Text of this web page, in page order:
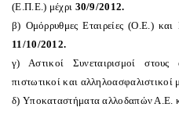
(Ε.Π.Ε.) μέχρι 30/9/2012.
β) Ομόρρυθμες Εταιρείες (Ο.Ε.) και
11/10/2012.
γ) Αστικοί Συνεταιρισμοί στους
πιστωτικοί και αλληλοασφαλιστικοί
δ) Υποκαταστήματα αλλοδαπών Α.Ε.